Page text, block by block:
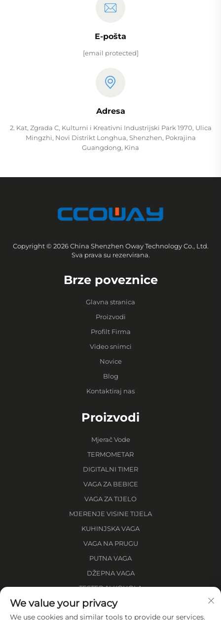
E-pošta
[email protected]
Adresa
2. Kat, Zgrada C, Kulturni i Kreativni Industrijski Park 1970, Ulica
Mingzhi, Novi Distrikt Longhua, Shenzhen, Pokrajina
Guangdong, Kina
Copyright © 2026 China Shenzhen Oway Technology Co., Ltd.
Sva prava su rezervirana.
Brze poveznice
Glavna stranica
Proizvodi
Profilt Firma
Video snimci
Novice
Blog
Kontaktiraj nas
Proizvodi
Mjerač Vode
TERMOMETAR
DIGITALNI TIMER
VAGA ZA BEBICE
VAGA ZA TIJELO
MJERENJE VISINE TIJELA
KUHINJSKA VAGA
VAGA NA PRUGU
PUTNA VAGA
DŽEPNA VAGA
TESTER ALKOHOLA
MJERA ZA UDALJENOST
We value your privacy
We use cookies and similar tools to provide our services.